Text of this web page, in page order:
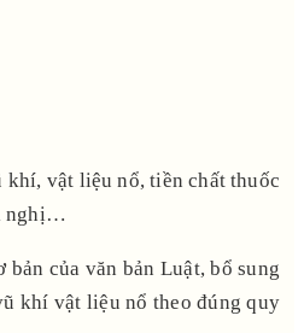
khí, vật liệu nổ, tiền chất thuốc
nghị…
của văn bản Luật, bổ sung
khí vật liệu nổ theo đúng quy